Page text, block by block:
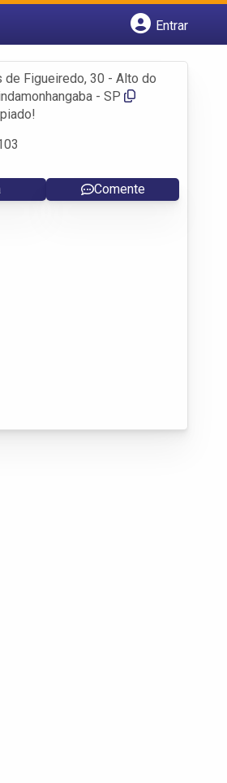
Entrar
de Figueiredo, 30 - Alto do
- SP
Comente